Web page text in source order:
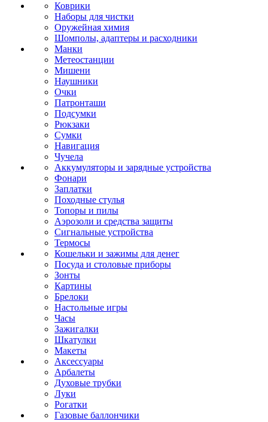
Коврики
Наборы для чистки
Оружейная химия
Шомполы, адаптеры и расходники
Манки
Метеостанции
Мишени
Наушники
Очки
Патронташи
Подсумки
Рюкзаки
Сумки
Навигация
Чучела
Аккумуляторы и зарядные устройства
Фонари
Заплатки
Походные стулья
Топоры и пилы
Аэрозоли и средства защиты
Сигнальные устройства
Термосы
Кошельки и зажимы для денег
Посуда и столовые приборы
Зонты
Картины
Брелоки
Настольные игры
Часы
Зажигалки
Шкатулки
Макеты
Аксессуары
Арбалеты
Духовые трубки
Луки
Рогатки
Газовые баллончики